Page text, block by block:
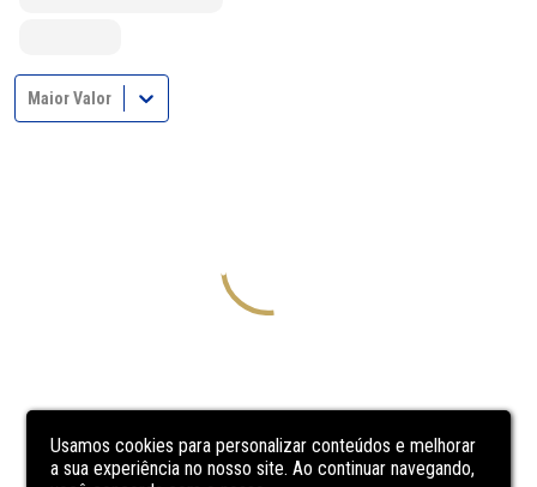
Usamos cookies para personalizar conteúdos e melhorar
a sua experiência no nosso site. Ao continuar navegando,
Maior Valor